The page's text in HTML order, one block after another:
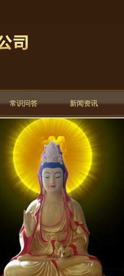
常识问答 新闻资讯